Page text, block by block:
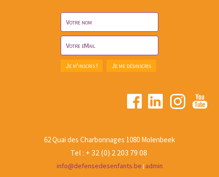
62 Quai des Charbonnages 1080 Molenbeek
Tel : + 32 (0) 2 203 79 08
info@defensedesenfants.be admin